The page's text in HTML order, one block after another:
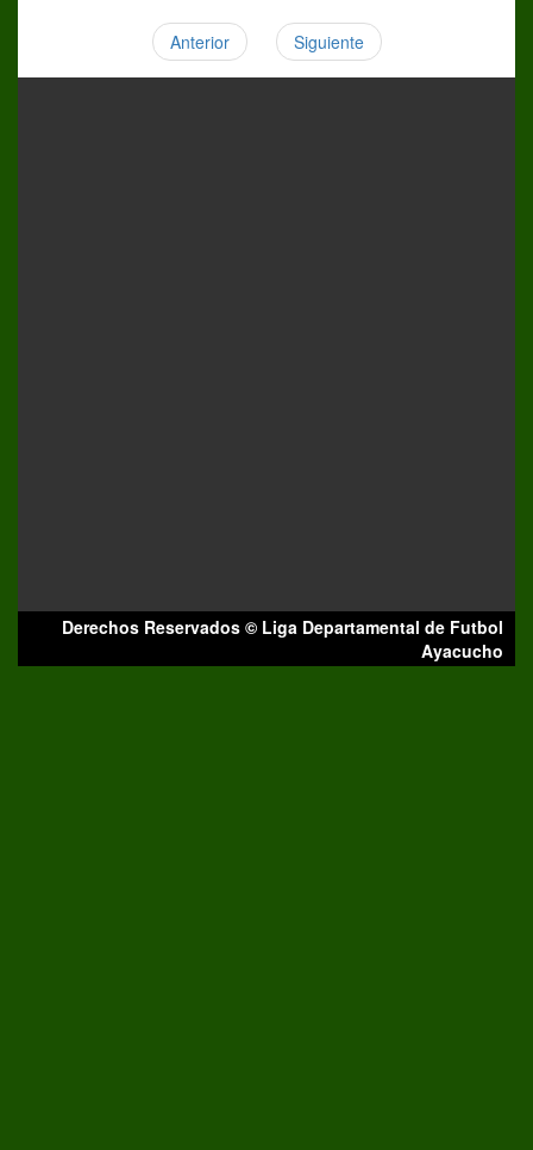
Anterior Siguiente
Derechos Reservados © Liga Departamental de Futbol
Ayacucho